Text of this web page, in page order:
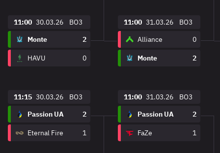
11:00 30.03.26
BO3
Monte
2
HAVU 0
11:15 30.03.26
BO3
Passion UA
2
Eternal Fire 1
11:00 31.03.26
BO3
Alliance
0
Monte 2
11:00 31.03.26
BO3
Passion UA
2
FaZe 1